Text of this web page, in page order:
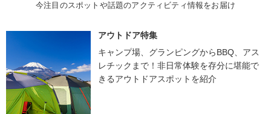
今注目のスポットや話題のアクティビティ情報をお届け
アウトドア特集
キャンプ場、グランピングからBBQ、アス
レチックまで！非日常体験を存分に堪能で
きるアウトドアスポットを紹介